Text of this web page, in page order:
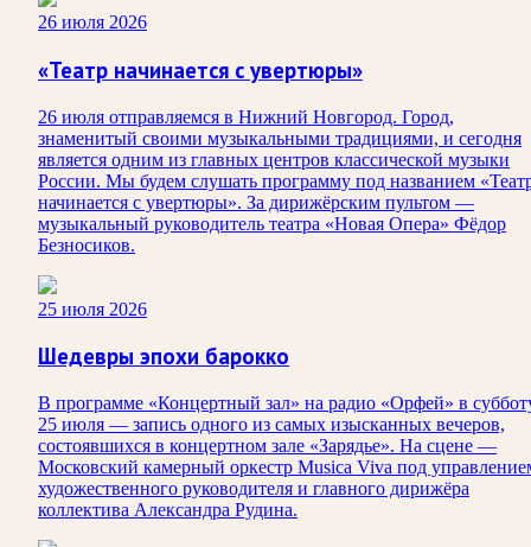
26 июля 2026
«Театр начинается с увертюры»
26 июля отправляемся в Нижний Новгород. Город,
знаменитый своими музыкальными традициями, и сегодня
является одним из главных центров классической музыки
России. Мы будем слушать программу под названием
начинается с увертюры». За дирижёрским пультом —
музыкальный руководитель театра «Новая Опера» Фёдор
Безносиков.
25 июля 2026
Шедевры эпохи барокко
В программе «Концертный зал» на радио «Орфей» в
25 июля — запись одного из самых изысканных вечеров,
состоявшихся в концертном зале «Зарядье». На сцене —
Московский камерный оркестр Musica Viva под
художественного руководителя и главного дирижёра
коллектива Александра Рудина.